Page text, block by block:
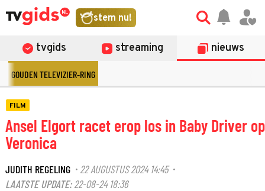
stem nu!
tvgids streaming nieuws
GOUDEN TELEVIZIER-RING
FILM
Ansel Elgort racet erop los in Baby Driver op
Veronica
JUDITH REGELING · 22 AUGUSTUS 2024 14:45·
LAATSTE UPDATE: 22-08-24 18:36